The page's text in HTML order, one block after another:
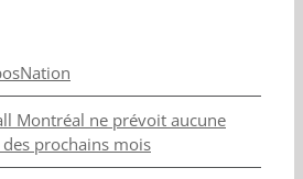
Montréal ne prévoit aucune
prochains mois